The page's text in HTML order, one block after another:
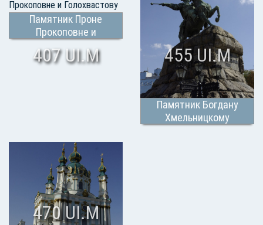
Памятник Проне
Прокоповне и
407 UI.M
Памятник Богдану
Хмельницкому
455 UI.M
470 UI.M